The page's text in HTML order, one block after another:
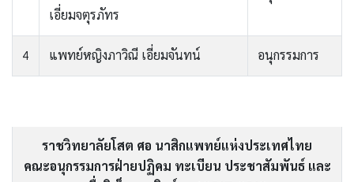
เอี่ยมจตุรภัทร
4 แพทย์หญิงภาวิณี เอี่ยมจันทน์ อนุกรรมการ
ราชวิทยาลัยโสต ศอ นาสิกแพทย์แห่งประเทศไทย
คณะอนุกรรมการฝ่ายปฏิคม ทะเบียน ประชาสัมพันธ์ และ